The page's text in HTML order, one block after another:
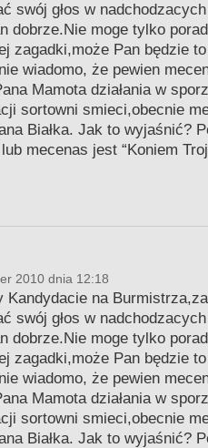
swój głos w
dobrze.Nie moge tylko
zagadki,może Pan będzie to
wiadomo, że pewien
Mamota działania w
sortowni smieci,obecnie
Białka. Jak to wyjaśnić?
mecenas jest “Koniem
2010 dnia 12:18
Kandydacie na
swój głos w
dobrze.Nie moge tylko
zagadki,może Pan będzie to
wiadomo, że pewien
Mamota działania w
sortowni smieci,obecnie
Białka. Jak to wyjaśnić?